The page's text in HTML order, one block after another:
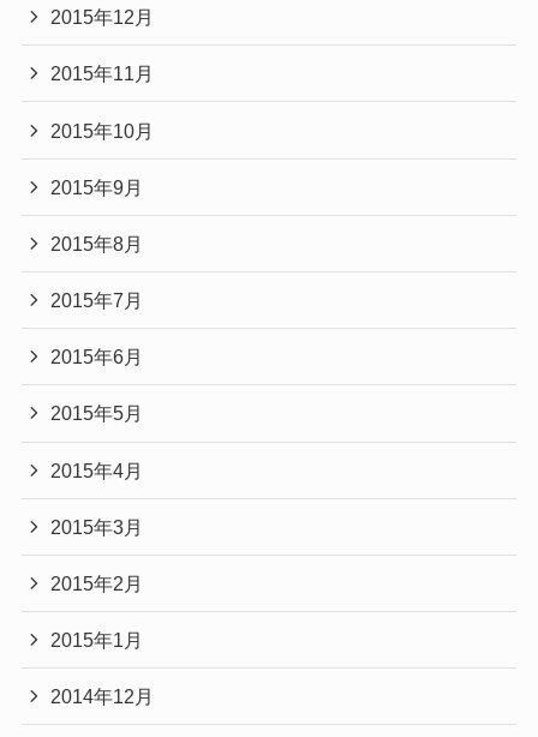
2015年12月
2015年11月
2015年10月
2015年9月
2015年8月
2015年7月
2015年6月
2015年5月
2015年4月
2015年3月
2015年2月
2015年1月
2014年12月